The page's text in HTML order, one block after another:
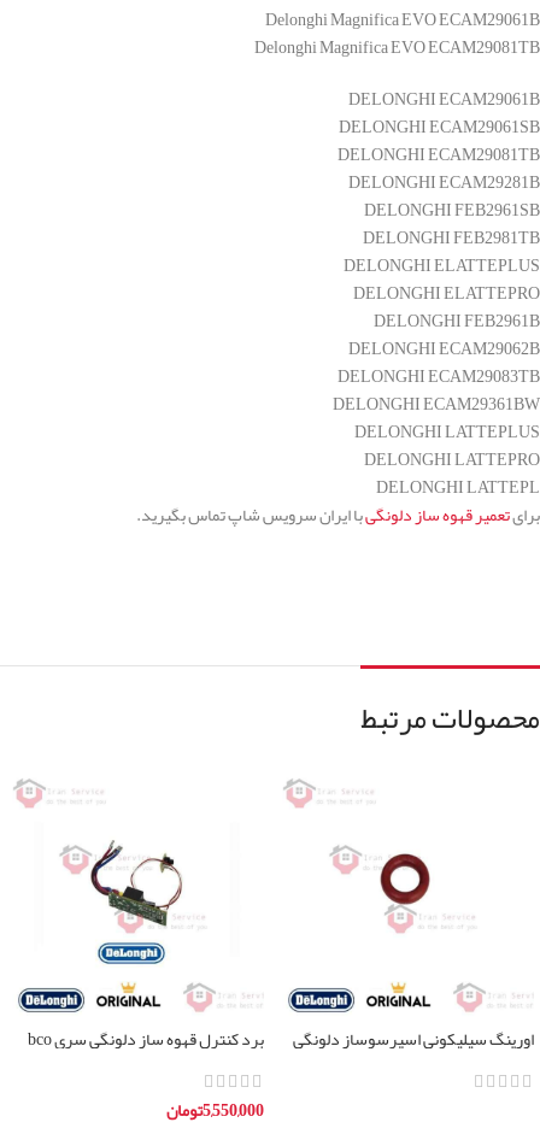
Delonghi Magnifica EVO ECAM29061B
Delonghi Magnifica EVO ECAM29081TB
DELONGHI ECAM29061B
DELONGHI ECAM29061SB
DELONGHI ECAM29081TB
DELONGHI ECAM29281B
DELONGHI FEB2961SB
DELONGHI FEB2981TB
DELONGHI ELATTEPLUS
DELONGHI ELATTEPRO
DELONGHI FEB2961B
DELONGHI ECAM29062B
DELONGHI ECAM29083TB
DELONGHI ECAM29361BW
DELONGHI LATTEPLUS
DELONGHI LATTEPRO
DELONGHI LATTEPL
برایتعمیر قهوه ساز دلونگیبا ایران سرویس شاپ تماس بگیرید.
محصولات مرتبط
اورینگ سیلیکونی اسپرسوساز دلونگی
تمامی مدل ها
برد کنترل قهوه ساز دلونگی سری bco
5,550,000تومان